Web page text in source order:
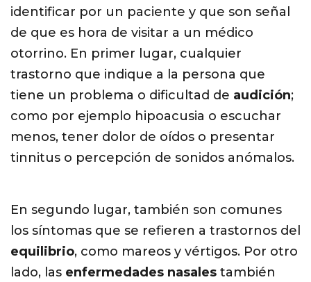
identificar por un paciente y que son señal
de que es hora de visitar a un médico
otorrino. En primer lugar, cualquier
trastorno que indique a la persona que
tiene un problema o dificultad de audición;
como por ejemplo hipoacusia o escuchar
menos, tener dolor de oídos o presentar
tinnitus o percepción de sonidos anómalos.
En segundo lugar, también son comunes
los síntomas que se refieren a trastornos del
equilibrio, como mareos y vértigos. Por otro
lado, las enfermedades nasales también